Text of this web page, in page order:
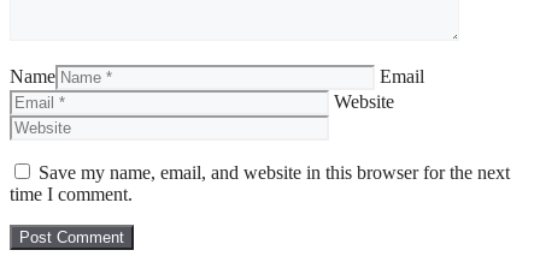
Name
Email
Website
Save my name, email, and website in this browser for the next
time I comment.